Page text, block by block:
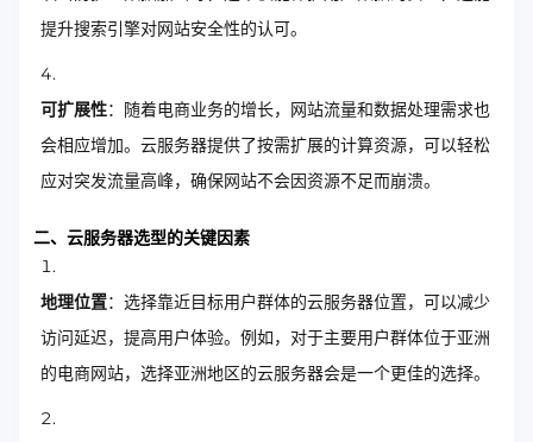
提升搜索引擎对网站安全性的认可。
可扩展性：随着电商业务的增长，网站流量和数据处理需求也
会相应增加。云服务器提供了按需扩展的计算资源，可以轻松
应对突发流量高峰，确保网站不会因资源不足而崩溃。
二、云服务器选型的关键因素
地理位置：选择靠近目标用户群体的云服务器位置，可以减少
访问延迟，提高用户体验。例如，对于主要用户群体位于亚洲
的电商网站，选择亚洲地区的云服务器会是一个更佳的选择。